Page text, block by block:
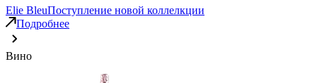
Elie BleuПоступление новой коллелкции
Подробнее
Вино